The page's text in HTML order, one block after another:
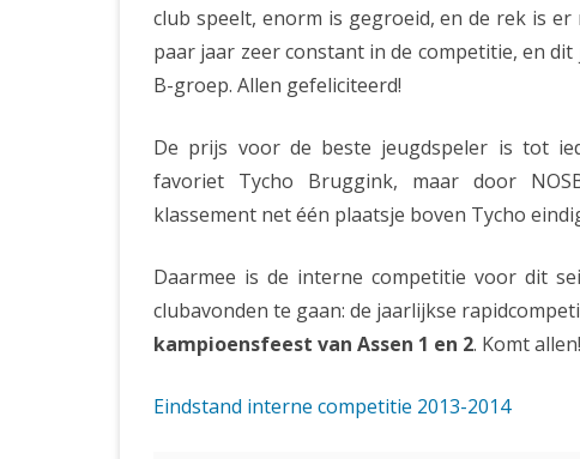
club speelt, enorm is gegroeid, en de rek is
paar jaar zeer constant in de competitie, en
B-groep. Allen gefeliciteerd!
De prijs voor de beste jeugdspeler is tot
favoriet Tycho Bruggink, maar door
klassement net één plaatsje boven Tycho
Daarmee is de interne competitie voor dit
clubavonden te gaan: de jaarlijkse
kampioensfeest van Assen 1 en 2. Komt allen!
Eindstand interne competitie 2013-2014